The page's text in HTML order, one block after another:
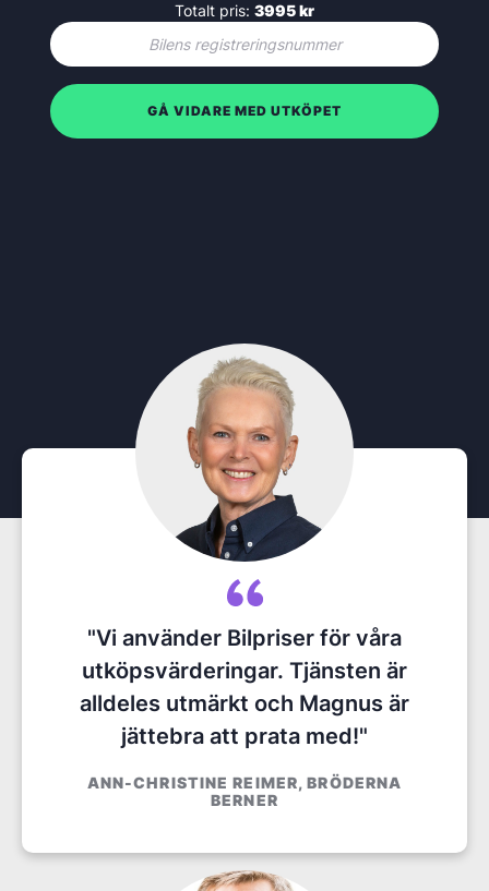
Totalt pris: 3995kr
GÅ VIDARE MED UTKÖPET
"Vi använder Bilpriser för våra
utköpsvärderingar. Tjänsten är
alldeles utmärkt och Magnus är
jättebra att prata med!"
ANN-CHRISTINE REIMER, BRÖDERNA
BERNER